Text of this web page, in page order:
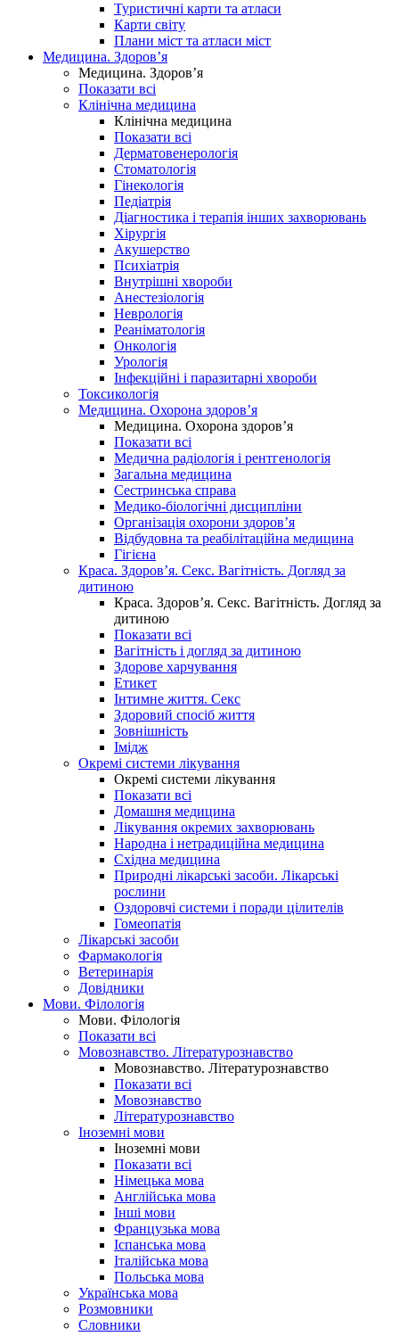
Туристичні карти та атласи
Карти світу
Плани міст та атласи міст
Медицина. Здоров’я
Медицина. Здоров’я
Показати всі
Клінічна медицина
Клінічна медицина
Показати всі
Дерматовенерологія
Стоматологія
Гінекологія
Педіатрія
Діагностика і терапія інших захворювань
Хірургія
Акушерство
Психіатрія
Внутрішні хвороби
Анестезіологія
Неврологія
Реаніматологія
Онкологія
Урологія
Інфекційні і паразитарні хвороби
Токсикологія
Медицина. Охорона здоров’я
Медицина. Охорона здоров’я
Показати всі
Медична радіологія і рентгенологія
Загальна медицина
Сестринська справа
Медико-біологічні дисципліни
Організація охорони здоров’я
Відбудовна та реабілітаційна медицина
Гігієна
Краса. Здоров’я. Секс. Вагітність. Догляд за
дитиною
Краса. Здоров’я. Секс. Вагітність. Догляд за
дитиною
Показати всі
Вагітність і догляд за дитиною
Здорове харчування
Етикет
Інтимне життя. Секс
Здоровий спосіб життя
Зовнішність
Імідж
Окремі системи лікування
Окремі системи лікування
Показати всі
Домашня медицина
Лікування окремих захворювань
Народна і нетрадиційна медицина
Східна медицина
Природні лікарські засоби. Лікарські
рослини
Оздоровчі системи і поради цілителів
Гомеопатія
Лікарські засоби
Фармакологія
Ветеринарія
Довідники
Мови. Філологія
Мови. Філологія
Показати всі
Мовознавство. Літературознавство
Мовознавство. Літературознавство
Показати всі
Мовознавство
Літературознавство
Іноземні мови
Іноземні мови
Показати всі
Німецька мова
Англійська мова
Інші мови
Французька мова
Іспанська мова
Італійська мова
Польська мова
Українська мова
Розмовники
Словники